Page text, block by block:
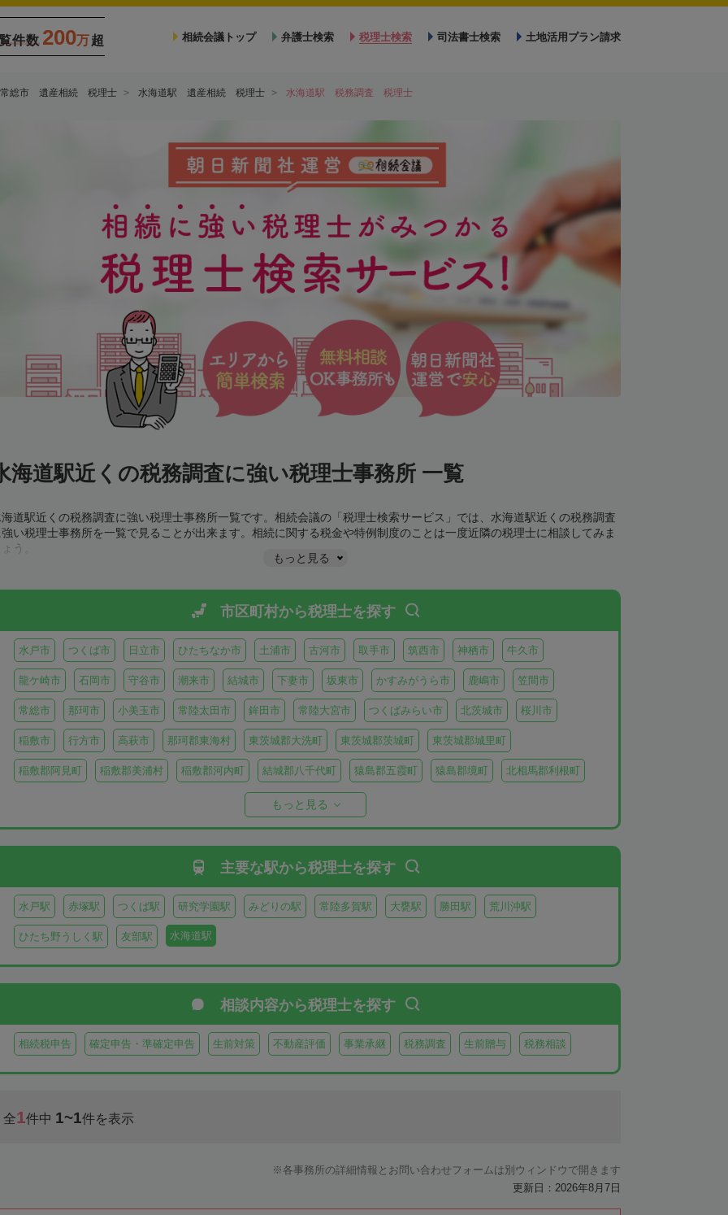
件数 200万超 相続会議トップ 弁護士検索 税理士検索 司法書士検索 土地活用プラン請求
常総市 遺産相続 税理士 水海道駅 遺産相続 税理士 水海道駅 税務調査 税理士
海道駅近くの税務調査に強い税理士事務所 一覧
道駅近くの税務調査に強い税理士事務所一覧です。相続会議の「税理士検索サービス」では、水海道駅近くの税務調査
い税理士事務所を一覧で見ることが出来ます。相続に関する税金や特例制度のことは一度近隣の税理士に相談してみま
う。
もっと見る
市区町村から税理士を探す
水戸市 つくば市 日立市 ひたちなか市 土浦市 古河市 取手市 筑西市 神栖市 牛久市
龍ケ崎市 石岡市 守谷市 潮来市 結城市 下妻市 坂東市 かすみがうら市 鹿嶋市 笠間市
常総市 那珂市 小美玉市 常陸太田市 鉾田市 常陸大宮市 つくばみらい市 北茨城市 桜川市
稲敷市 行方市 高萩市 那珂郡東海村 東茨城郡大洗町 東茨城郡茨城町 東茨城郡城里町
稲敷郡阿見町 稲敷郡美浦村 稲敷郡河内町 結城郡八千代町 猿島郡五霞町 猿島郡境町 北相馬郡利根町
もっと見る
主要な駅から税理士を探す
水戸駅 赤塚駅 つくば駅 研究学園駅 みどりの駅 常陸多賀駅 大甕駅 勝田駅 荒川沖駅
ひたち野うしく駅 友部駅 水海道駅
相談内容から税理士を探す
相続税申告 確定申告・準確定申告 生前対策 不動産評価 事業承継 税務調査 生前贈与 税務相談
全1件中 1~1件を表示
各事務所の詳細情報とお問い合わせフォームは別ウィンドウで開きます
更新日：2026年8月7日